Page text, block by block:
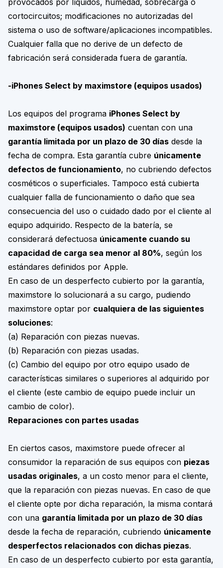
provocados por líquidos, humedad, sobrecarga o
cortocircuitos; modificaciones no autorizadas del
sistema o uso de software/aplicaciones incompatibles.
Cualquier falla que no derive de un defecto de
fabricación será considerada fuera de garantía.
-iPhones Select by maximstore (equipos usados)
Los equipos del programa iPhones Select by
maximstore (equipos usados) cuentan con una
garantía limitada por un plazo de 30 días desde la
fecha de compra. Esta garantía cubre únicamente
defectos de funcionamiento, no cubriendo defectos
cosméticos o superficiales. Tampoco está cubierta
cualquier falla de funcionamiento o daño que sea
consecuencia del uso o cuidado dado por el cliente al
equipo adquirido. Respecto de la batería, se
considerará defectuosa únicamente cuando su
capacidad de carga sea menor al 80%, según los
estándares definidos por Apple.
En caso de un desperfecto cubierto por la garantía,
maximstore lo solucionará a su cargo, pudiendo
maximstore optar por cualquiera de las siguientes
soluciones:
(a) Reparación con piezas nuevas.
(b) Reparación con piezas usadas.
(c) Cambio del equipo por otro equipo usado de
características similares o superiores al adquirido por
el cliente (este cambio de equipo puede incluir un
cambio de color).
Reparaciones con partes usadas
En ciertos casos, maximstore puede ofrecer al
consumidor la reparación de sus equipos con piezas
usadas originales, a un costo menor para el cliente,
que la reparación con piezas nuevas. En caso de que
el cliente opte por dicha reparación, la misma contará
con una garantía limitada por un plazo de 30 días
desde la fecha de reparación, cubriendo únicamente
desperfectos relacionados con dichas piezas.
En caso de un desperfecto cubierto por esta garantía,